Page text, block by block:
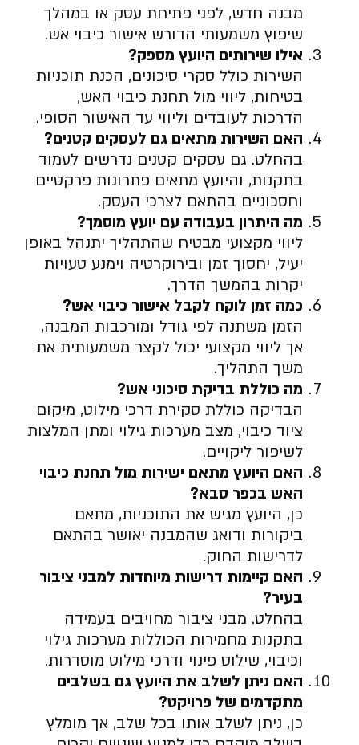
מבנה חדש, לפני פתיחת עסק או במהלך
שיפוץ משמעותי הדורש אישור כיבוי אש.
אילו שירותים היועץ מספק?
השירות כולל סקרי סיכונים, הכנת תוכניות
בטיחות, ליווי מול תחנת כיבוי האש,
הדרכות לעובדים וליווי עד האישור הסופי.
האם השירות מתאים גם לעסקים קטנים?
בהחלט. גם עסקים קטנים נדרשים לעמוד
בתקנות, והיועץ מתאים פתרונות פרקטיים
וחסכוניים בהתאם לצרכי העסק.
מה היתרון בעבודה עם יועץ מוסמך?
ליווי מקצועי מבטיח שהתהליך יתנהל באופן
יעיל, יחסוך זמן ובירוקרטיה וימנע טעויות
יקרות בהמשך הדרך.
כמה זמן לוקח לקבל אישור כיבוי אש?
הזמן משתנה לפי גודל ומורכבות המבנה,
אך ליווי מקצועי יכול לקצר משמעותית את
משך התהליך.
מה כוללת בדיקת סיכוני אש?
הבדיקה כוללת סקירת דרכי מילוט, מיקום
ציוד כיבוי, מצב מערכות גילוי ומתן המלצות
לשיפור ליקויים.
האם היועץ מתאם ישירות מול תחנת כיבוי
האש בכפר סבא?
כן, היועץ מגיש את התוכניות, מתאם
ביקורות ודואג שהמבנה יאושר בהתאם
לדרישות החוק.
האם קיימות דרישות מיוחדות למבני ציבור
בעיר?
בהחלט. מבני ציבור מחויבים בעמידה
בתקנות מחמירות הכוללות מערכות גילוי
וכיבוי, שילוט פינוי ודרכי מילוט מוסדרות.
האם ניתן לשלב את היועץ גם בשלבים
מתקדמים של פרויקט?
כן, ניתן לשלב אותו בכל שלב, אך מומלץ